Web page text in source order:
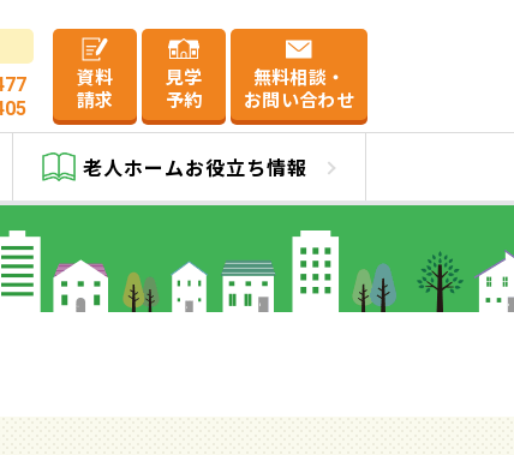
資料
請求
見学
予約
無料相談・
お問い合わせ
老人ホームお役立ち情報